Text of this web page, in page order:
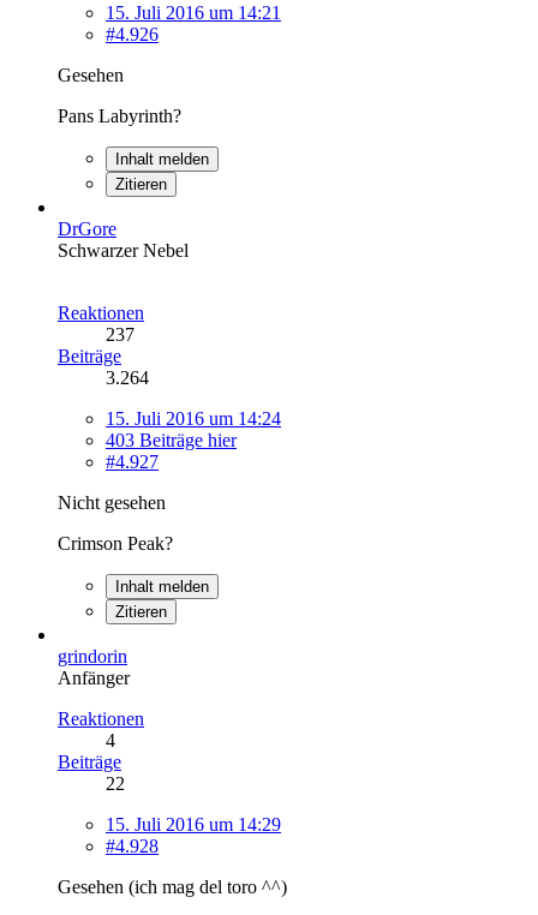
15. Juli 2016 um 14:21
#4.926
Gesehen
Pans Labyrinth?
Inhalt melden
Zitieren
DrGore
Schwarzer Nebel
Reaktionen
237
Beiträge
3.264
15. Juli 2016 um 14:24
403 Beiträge hier
#4.927
Nicht gesehen
Crimson Peak?
Inhalt melden
Zitieren
grindorin
Anfänger
Reaktionen
4
Beiträge
22
15. Juli 2016 um 14:29
#4.928
Gesehen (ich mag del toro ^^)